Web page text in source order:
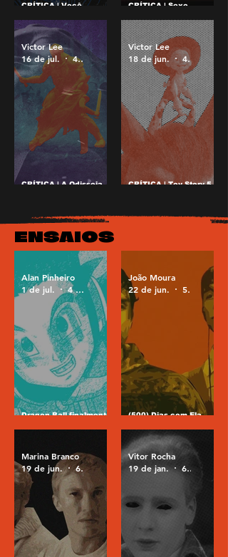
CRÍTICA | Você
Mestres do Universo,
mas deveria ver
CRÍTICA | Sexo,
do cinema
neozelandês em Evil
Dead Burn
CRÍTICA | A Odisseia
Victor Lee
16 de jul.
4 min de leitura
CRÍTICA | Toy Story 5
Victor Lee
18 de jun.
4 min de leitura
ENSAIOS
Dragon Ball finalmente
história boa
Alan Pinheiro
1 de jul.
4 min de leitura
(500) Dias com Ela,
falso amor
João Moura
22 de jun.
5 min de leitura
Marina Branco
19 de jun.
6 min de leitura
Vitor Rocha
19 de jan.
6 min de leitura